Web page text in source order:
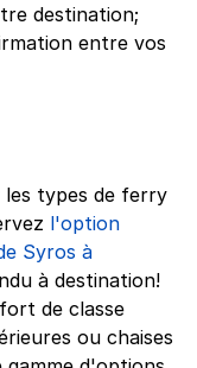
destination;
entre vos
les types de ferry
l'option
Syros à
à destination!
de classe
ou chaises